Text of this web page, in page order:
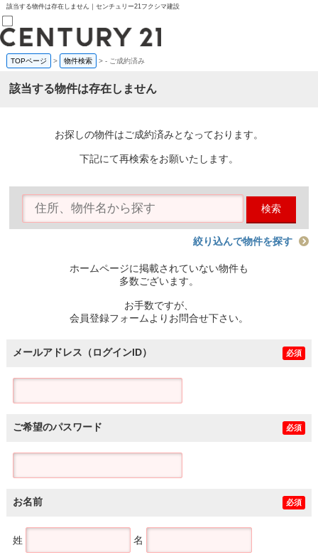
該当する物件は存在しません｜センチュリー21フクシマ建設
売買部
0120-800-844
賃貸部
会員メニュー
物件を探す
購入TOP
条件から探す
住宅ローン控除シミュレータ
TOPページ > 物件検索 >- ご成約済み
該当する物件は存在しません
お探しの物件はご成約済みとなっております。
下記にて再検索をお願いたします。
検索
絞り込んで物件を探す
ホームページに掲載されていない物件も
多数ございます。
お手数ですが、
会員登録フォームよりお問合せ下さい。
メールアドレス（ログインID） 必須
ご希望のパスワード 必須
お名前 必須
姓 名